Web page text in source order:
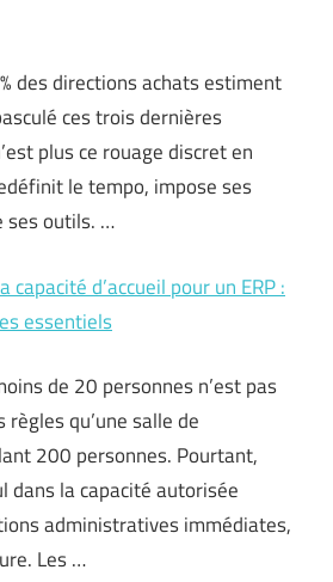
des directions achats estiment
ces trois dernières
plus ce rouage discret en
le tempo, impose ses
ses outils. …
d’accueil pour un ERP :
essentiels
de 20 personnes n’est pas
qu’une salle de
200 personnes. Pourtant,
dans la capacité autorisée
administratives immédiates,
Les …